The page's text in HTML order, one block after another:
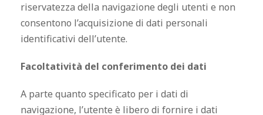
riservatezza della navigazione degli utenti e non
consentono l’acquisizione di dati personali
identificativi dell’utente.
Facoltatività del conferimento dei dati
A parte quanto specificato per i dati di
navigazione, l’utente è libero di fornire i dati